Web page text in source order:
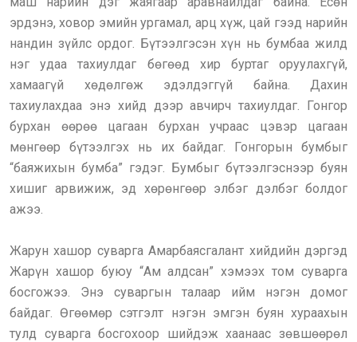
эрдэнэ, ховор эмийн ургамал, арц хүж, цай гээд нарийн
нандин зүйлс ордог. Бүтээлгэсэн хүн нь бумбаа жилд
нэг удаа тахиулдаг бөгөөд хир буртаг оруулахгүй,
хамаагүй хөдөлгөж эдэлдэггүй байна. Дахин
тахиулахдаа энэ хийд дээр авчирч тахиулдаг. Гонгор
бурхан өөрөө цагаан бурхан учраас цэвэр цагаан
мөнгөөр бүтээлгэх нь их байдаг. Гонгорын бумбыг
“баяжихын бумба” гэдэг. Бумбыг бүтээлгэснээр буян
хишиг арвижиж, эд хөрөнгөөр элбэг дэлбэг болдог
ажээ.
Жарун хашор суварга Амарбаясгалант хийдийн дэргэд
Жарүн хашор буюу “Ам алдсан” хэмээх том суварга
босгожээ. Энэ суваргын талаар ийм нэгэн домог
байдаг. Өгөөмөр сэтгэлт нэгэн эмгэн буян хураахын
тулд суварга босгохоор шийдэж хаанаас зөвшөөрөл